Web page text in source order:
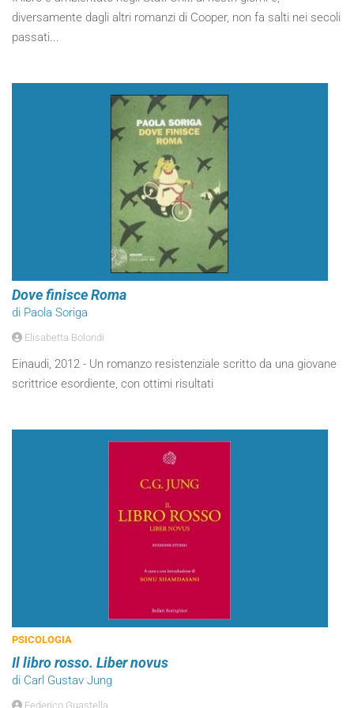
diversamente dagli altri romanzi di Cooper, non fa salti nei secoli
passati...
Dove finisce Roma
di Paola Soriga
Elisabetta Bolondi
Einaudi, 2012 - Un romanzo resistenziale scritto da una giovane
scrittrice esordiente, con ottimi risultati
PSICOLOGIA
Il libro rosso. Liber novus
di Carl Gustav Jung
Federico Guastella